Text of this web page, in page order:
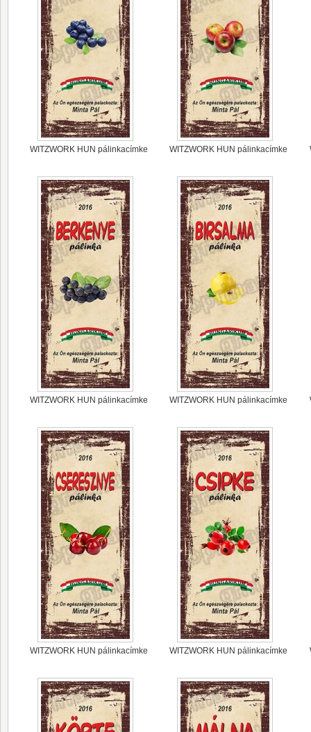
WITZWORK HUN pálinkacímke WITZWORK HUN pálinkacímke
WITZWORK HUN pálinkacímke WITZWORK HUN pálinkacímke
WITZWORK HUN pálinkacímke WITZWORK HUN pálinkacímke